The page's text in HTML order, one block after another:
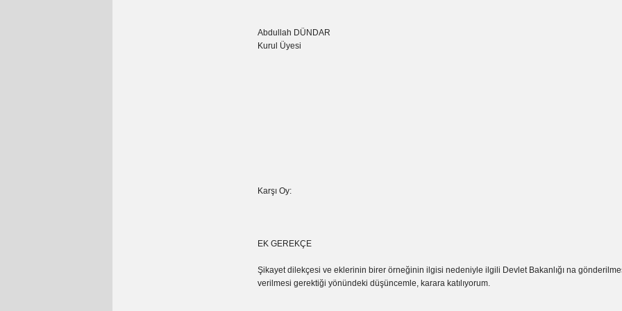
Abdullah DÜNDAR
Kurul Üyesi
Karşı Oy:
EK GEREKÇE
Şikayet dilekçesi ve eklerinin birer örneğinin ilgisi nedeniyle ilgili Devlet Bakanlığı na
verilmesi gerektiği yönündeki düşüncemle, karara katılıyorum.